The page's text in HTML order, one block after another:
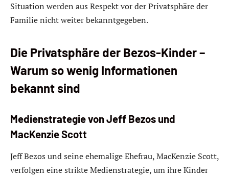
Situation werden aus Respekt vor der Privatsphäre der
Familie nicht weiter bekanntgegeben.
Die Privatsphäre der Bezos-Kinder –
Warum so wenig Informationen
bekannt sind
Medienstrategie von Jeff Bezos und
MacKenzie Scott
Jeff Bezos und seine ehemalige Ehefrau, MacKenzie Scott,
verfolgen eine strikte Medienstrategie, um ihre Kinder